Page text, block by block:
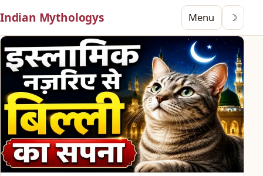
Indian Mythologys Menu ☽